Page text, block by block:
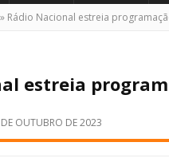
» Rádio Nacional estreia
estreia
OUTUBRO DE 2023